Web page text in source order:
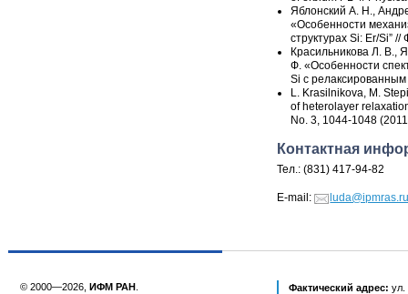
Яблонский А. Н.,
«Особенности
структурах Si: Er/Si”
Красильникова Л. В.,
Ф. «Особенности
Si с
L. Krasilnikova, M.
of heterolayer
No. 3, 1044-1048
Контактная
Тел.: (831) 417-94-82
E-mail:
© 2000—2026,ИФМ РАН Фактический адрес: ул.